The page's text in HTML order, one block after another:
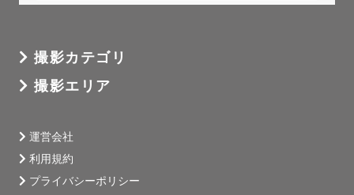
撮影カテゴリ
撮影エリア
運営会社
利用規約
プライバシーポリシー